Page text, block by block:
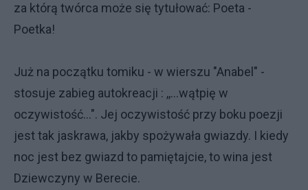
za którą twórca może się tytułować: Poeta -
Poetka!
Już na początku tomiku - w wierszu "Anabel" -
stosuje zabieg autokreacji : ,,...wątpię w
oczywistość...". Jej oczywistość przy boku poezji
jest tak jaskrawa, jakby spożywała gwiazdy. I kiedy
noc jest bez gwiazd to pamiętajcie, to wina jest
Dziewczyny w Berecie.